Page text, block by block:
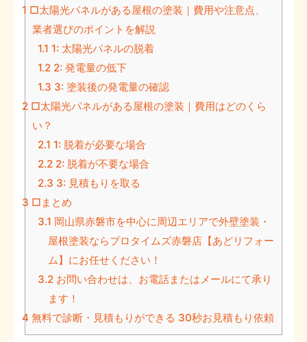
1 □太陽光パネルがある屋根の塗装｜費用や注意点、
業者選びのポイントを解説
1.1 1: 太陽光パネルの脱着
1.22: 発電量の低下
1.3 3: 塗装後の発電量の確認
2□太陽光パネルがある屋根の塗装｜費用はどのくら
い？
2.1 1: 脱着が必要な場合
2.22: 脱着が不要な場合
2.3 3: 見積もりを取る
3 □まとめ
3.1 岡山県赤磐市を中心に周辺エリアで外壁塗装・
屋根塗装ならプロタイムズ赤磐店【あどリフォー
ム】にお任せください！
3.2お問い合わせは、お電話またはメールにて承り
ます！
4 無料で診断・見積もりができる 30秒お見積もり依頼